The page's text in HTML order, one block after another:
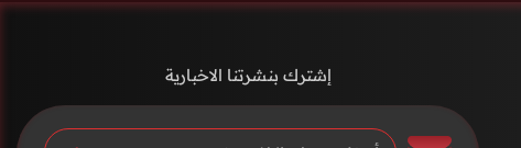
إشترك بنشرتنا الاخبارية